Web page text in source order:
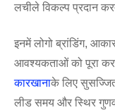
लचीले विकल्प प्रदान
इनमें लोगो ब्रांडिंग,
आवश्यकताओं को पूरा
कारखानाके लिए
लीड समय और स्थिर